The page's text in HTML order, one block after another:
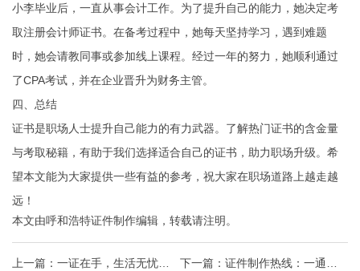
小李毕业后，一直从事会计工作。为了提升自己的能力，她决定考
取注册会计师证书。在备考过程中，她每天坚持学习，遇到难题
时，她会请教同事或参加线上课程。经过一年的努力，她顺利通过
了CPA考试，并在企业晋升为财务主管。
四、总结
证书是职场人士提升自己能力的有力武器。了解热门证书的含金量
与考取秘籍，有助于我们选择适合自己的证书，助力职场升级。希
望本文能为大家提供一些有益的参考，祝大家在职场道路上越走越
远！
本文由呼和浩特证件制作编辑，转载请注明。
上一篇： 一证在手，生活无忧： 下一篇： 证件制作热线：一通电